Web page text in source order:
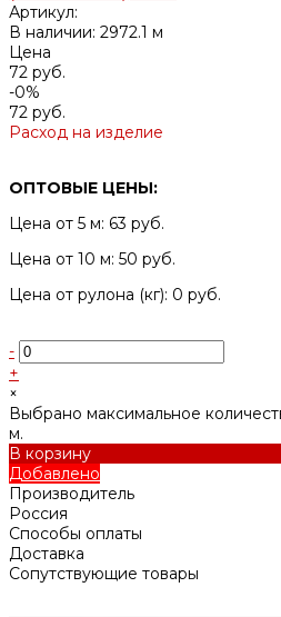
Артикул:
В наличии: 2972.1 м
Цена
72 руб.
-0%
72 руб.
Расход на изделие
ОПТОВЫЕ ЦЕНЫ:
Цена от 5 м: 63 руб.
Цена от 10 м: 50 руб.
Цена от рулона (кг): 0 руб.
-
+
×
Выбрано максимальное
м.
В корзину
Добавлено
Производитель
Россия
Способы оплаты
Доставка
Сопутствующие товары